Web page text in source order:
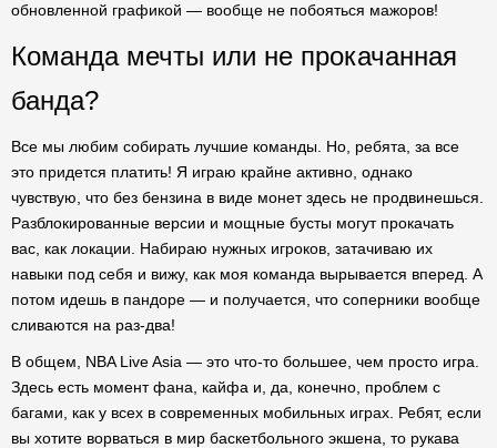
обновленной графикой — вообще не побояться мажоров!
Команда мечты или не прокачанная
банда?
Все мы любим собирать лучшие команды. Но, ребята, за все
это придется платить! Я играю крайне активно, однако
чувствую, что без бензина в виде монет здесь не продвинешься.
Разблокированные версии и мощные бусты могут прокачать
вас, как локации. Набираю нужных игроков, затачиваю их
навыки под себя и вижу, как моя команда вырывается вперед. А
потом идешь в пандоре — и получается, что соперники вообще
сливаются на раз-два!
В общем, NBA Live Asia — это что-то большее, чем просто игра.
Здесь есть момент фана, кайфа и, да, конечно, проблем с
багами, как у всех в современных мобильных играх. Ребят, если
вы хотите ворваться в мир баскетбольного экшена, то рукава